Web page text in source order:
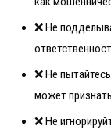
❌ Не
❌ Не
может
❌ Не